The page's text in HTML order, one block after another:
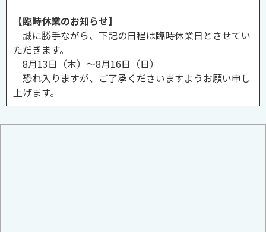
【臨時休業のお知らせ】
誠に勝手ながら、下記の日程は臨時休業日とさせてい
ただきます。
8月13日（木）～8月16日（日）
恐れ入りますが、ご了承くださいますようお願い申し
上げます。